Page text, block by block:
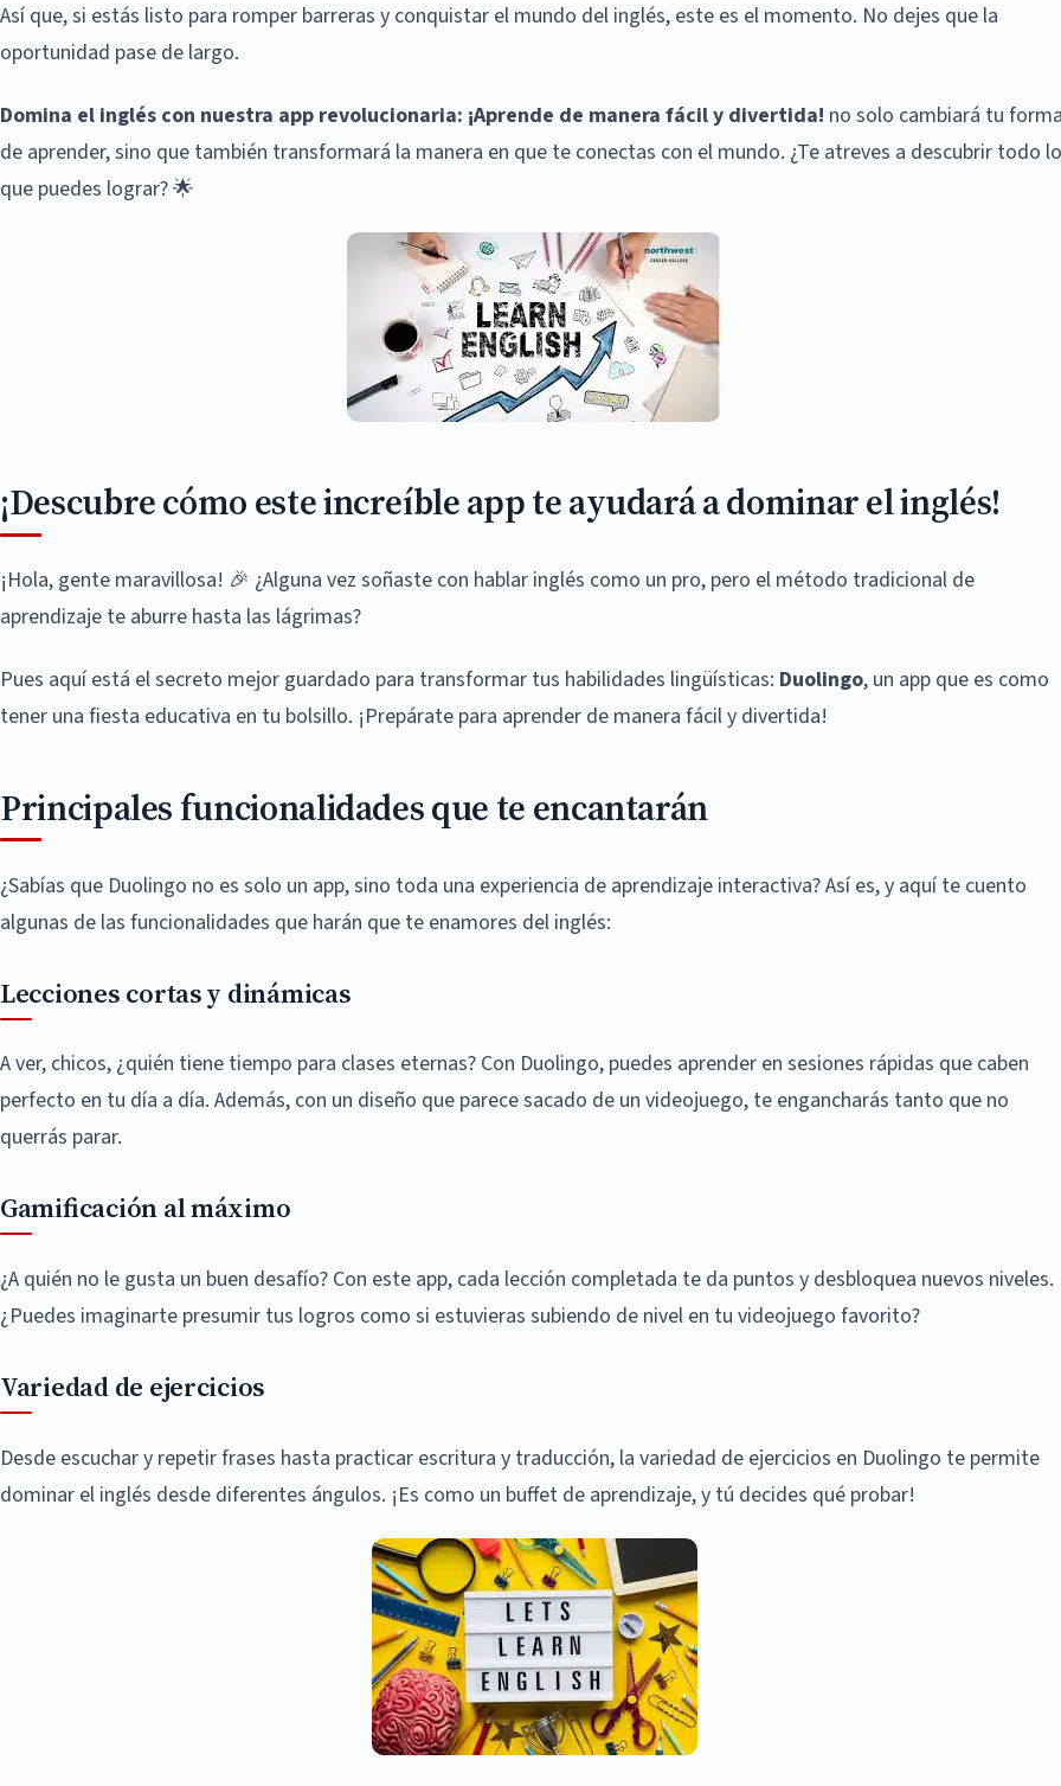
Así que, si estás listo para romper barreras y conquistar el mundo del inglés, este es el momento. No dejes que la
oportunidad pase de largo.
Domina el inglés con nuestra app revolucionaria: ¡Aprende de manera fácil y divertida! no solo cambiará tu forma
de aprender, sino que también transformará la manera en que te conectas con el mundo. ¿Te atreves a descubrir todo lo
que puedes lograr? 🌟
¡Descubre cómo este increíble app te ayudará a dominar el inglés!
¡Hola, gente maravillosa! 🎉 ¿Alguna vez soñaste con hablar inglés como un pro, pero el método tradicional de
aprendizaje te aburre hasta las lágrimas?
Pues aquí está el secreto mejor guardado para transformar tus habilidades lingüísticas: Duolingo, un app que es como
tener una fiesta educativa en tu bolsillo. ¡Prepárate para aprender de manera fácil y divertida!
Principales funcionalidades que te encantarán
¿Sabías que Duolingo no es solo un app, sino toda una experiencia de aprendizaje interactiva? Así es, y aquí te cuento
algunas de las funcionalidades que harán que te enamores del inglés:
Lecciones cortas y dinámicas
A ver, chicos, ¿quién tiene tiempo para clases eternas? Con Duolingo, puedes aprender en sesiones rápidas que caben
perfecto en tu día a día. Además, con un diseño que parece sacado de un videojuego, te engancharás tanto que no
querrás parar.
Gamificación al máximo
¿A quién no le gusta un buen desafío? Con este app, cada lección completada te da puntos y desbloquea nuevos niveles.
¿Puedes imaginarte presumir tus logros como si estuvieras subiendo de nivel en tu videojuego favorito?
Variedad de ejercicios
Desde escuchar y repetir frases hasta practicar escritura y traducción, la variedad de ejercicios en Duolingo te permite
dominar el inglés desde diferentes ángulos. ¡Es como un buffet de aprendizaje, y tú decides qué probar!